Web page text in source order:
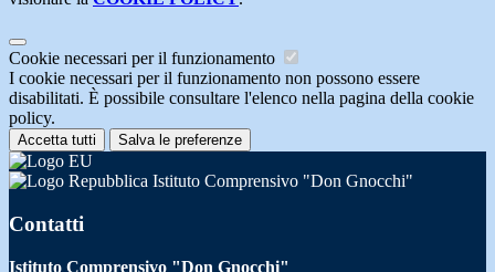
Cookie necessari per il funzionamento
I cookie necessari per il funzionamento non possono essere
disabilitati. È possibile consultare l'elenco nella pagina della cookie
policy.
Accetta tutti Salva le preferenze
Istituto Comprensivo "Don Gnocchi"
Contatti
Istituto Comprensivo "Don Gnocchi"